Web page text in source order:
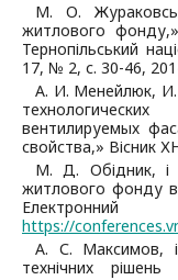
М. О.
житлового
Тернопільський
17, № 2, с. 30-46,
А. И. Менейлюк,
вентилируемых
свойства,» Вісник
М. Д. Обідник, і
житлового фонду в
https://
А. С. Максимов,
технічних рішень